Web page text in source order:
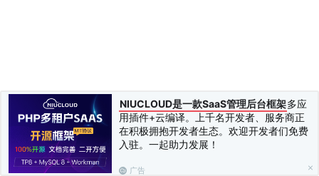
NIUCLOUD是一款SaaS管理后台框架多应
用插件+云编译。上千名开发者、服务商正
在积极拥抱开发者生态。欢迎开发者们免费
入驻。一起助力发展！
广告